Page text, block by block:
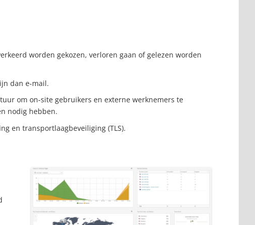
worden gekozen, verloren gaan of gelezen worden
dan e-mail.
om on-site gebruikers en externe werknemers te
nodig hebben.
en transportlaagbeveiliging (TLS).